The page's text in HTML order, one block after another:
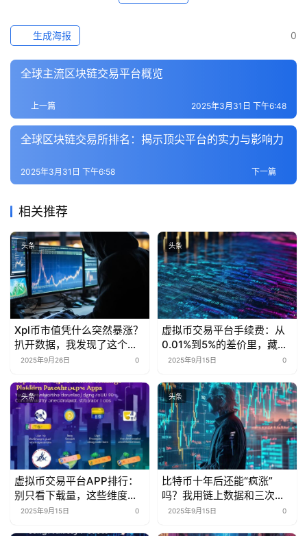
0
生成海报
全球主流区块链交易平台概览
上一篇 2025年3月31日 下午6:48
全球区块链交易所排名：揭示顶尖平台的实力与影响力
下一篇
2025年3月31日 下午6:58
相关推荐
头条
Xpl币市值凭什么突然暴涨？
扒开数据，我发现了这个行
业秘密
2025年9月26日 0
头条
虚拟币交易平台手续费：从
0.01%到5%的差价里，藏着
多少被忽略的省钱密码？
2025年9月15日 0
头条
虚拟币交易平台APP排行：
别只看下载量，这些维度才
是“真·核心指标”
2025年9月15日 0
头条
比特币十年后还能“疯涨”
吗？我用链上数据和三次抄
底经历告诉你
2025年9月15日 0